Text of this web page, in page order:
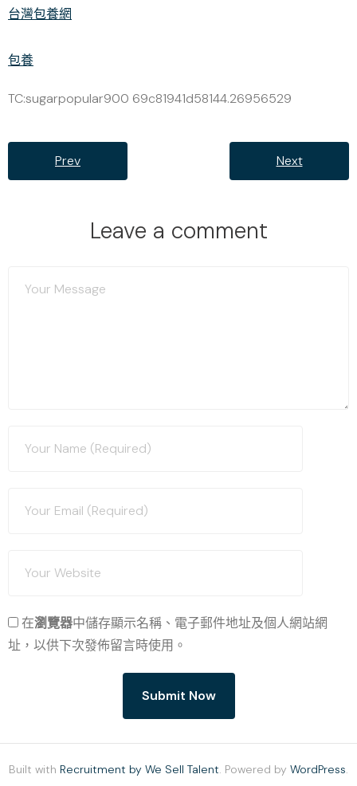
台灣包養網
包養
TC:sugarpopular900 69c81941d58144.26956529
Prev Next
Leave a comment
在瀏覽器中儲存顯示名稱、電子郵件地址及個人網站網
址，以供下次發佈留言時使用。
Built with Recruitment by We Sell Talent. Powered by WordPress.